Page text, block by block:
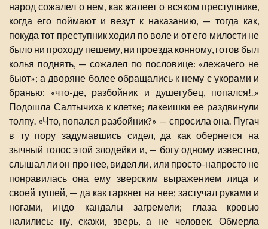
народ сожалел о нем, как жалеет о всяком преступнике,
когда его поймают и везут к наказанию, — тогда как,
покуда тот преступник ходил по воле и от его милости не
было ни проходу пешему, ни проезда конному, готов был
колья поднять, — сожалел по пословице: «лежачего не
бьют»; а дворяне более обращались к нему с укорами и
бранью: «что-де, разбойник и душегубец, попался!..»
Подошла Салтычиха к клетке; лакеишки ее раздвинули
толпу. «Что, попался разбойник?» — спросила она. Пугач
в ту пору задумавшись сидел, да как обернется на
зычный голос этой злодейки и, — богу одному известно,
слышал ли он про нее, видел ли, или просто-напросто не
понравилась она ему зверским выражением лица и
своей тушей, — да как гаркнет на нее; застучал руками и
ногами, индо кандалы загремели; глаза кровью
налились: ну, скажи, зверь, а не человек. Обмерла